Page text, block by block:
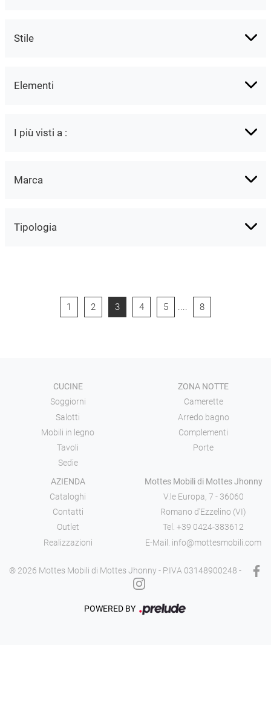
Stile
Elementi
I più visti a :
Marca
Tipologia
1 2 3 4 5 .... 8
CUCINE
Soggiorni
Salotti
Mobili in legno
Tavoli
Sedie
ZONA NOTTE
Camerette
Arredo bagno
Complementi
Porte
AZIENDA
Cataloghi
Contatti
Outlet
Realizzazioni
Mottes Mobili di Mottes Jhonny
V.le Europa, 7 - 36060
Romano d'Ezzelino (VI)
Tel. +39 0424-383612
E-Mail. info@mottesmobili.com
® 2026 Mottes Mobili di Mottes Jhonny - P.IVA 03148900248 -
POWERED BY